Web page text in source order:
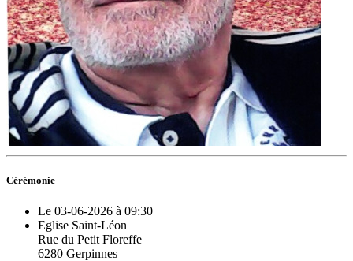
Cérémonie
Le 03-06-2026 à 09:30
Eglise Saint-Léon
Rue du Petit Floreffe
6280 Gerpinnes